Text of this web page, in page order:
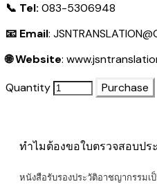
📞 Tel: 083-5306948
📧 Email:
🌐 Website:
Quantity
Purchase
ทำไมต้องขอใบตรวจสอบป
หนังสือรับรองประวัติอาชญากรรมเ